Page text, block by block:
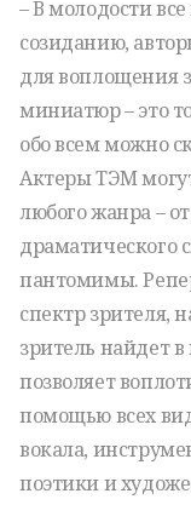
– В молодости
созиданию,
для воплощения
миниатюр – это
обо всем можно
Актеры ТЭМ
любого жанра –
драматического
пантомимы.
спектр зрителя,
зритель найдет в
позволяет
помощью всех
вокала,
поэтики и